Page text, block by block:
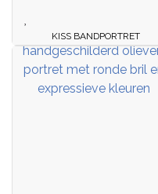
KISS BANDPORTRET